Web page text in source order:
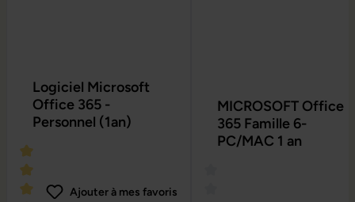
Logiciel Microsoft
Office 365 -
Personnel (1an)
Ajouter à mes favoris
MICROSOFT Office
365 Famille 6-
PC/MAC 1 an